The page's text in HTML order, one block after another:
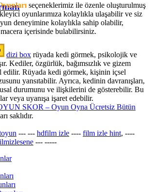
seçeneklerimiz ile özenle oluşturulmuş
oyunlarımıza kolaylıkla ulaşabilir ve siz
deneyimine kolaylıkla sahip olabilir,
içerisinde bulabilirsiniz.
dizi box rüyada kedi görmek​, psikolojik ve
Kediler, özgürlük, bağımsızlık ve gizem
edilir. Rüyada kedi görmek, kişinin içsel
yansıtabilir. Ayrıca, kedinin davranışları,
durumunu ve ilişkilerini de gösterebilir. Bu
veya uyanışa işaret edebilir.
SKOR – Oyun Oyna Ücretsiz Bütün
saklıdır.
--- --- hdfilm izle ---- film izle hint, ----
--- -----